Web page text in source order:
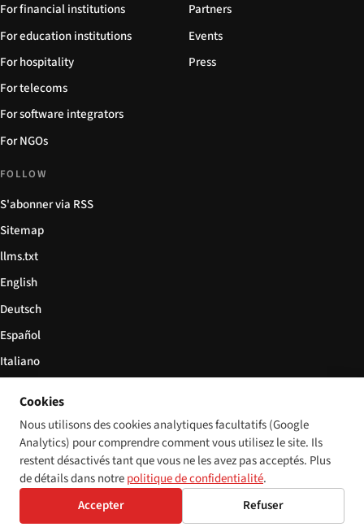
For financial institutions
For education institutions
For hospitality
For telecoms
For software integrators
For NGOs
Partners
Events
Press
FOLLOW
S'abonner via RSS
Sitemap
llms.txt
English
Deutsch
Español
Italiano
© 2026 Disability World. Tous droits réservés. Cookie settings
DeutschEspañol 简体中文Polski
Cookies
Nous utilisons des cookies analytiques facultatifs (Google
Analytics) pour comprendre comment vous utilisez le site. Ils
restent désactivés tant que vous ne les avez pas acceptés. Plus
de détails dans notrepolitique de confidentialité.
Accepter
Refuser